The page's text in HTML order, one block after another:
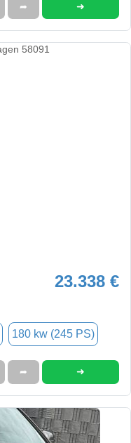
➦ ➜
23.338 €
180 kw (245 PS)
➦ ➜